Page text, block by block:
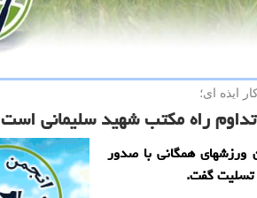
ایذه ای؛
راه مکتب شهید سلیمانی است
همگانی با صدور
تسلیت گفت.